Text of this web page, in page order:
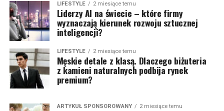
LIFESTYLE 2 miesiące temu
Liderzy AI na świecie – które firmy
wyznaczają kierunek rozwoju sztucznej
inteligencji?
LIFESTYLE 2 miesiące temu
Męskie detale z klasą. Dlaczego biżuteria
z kamieni naturalnych podbija rynek
premium?
ARTYKUŁ SPONSOROWANY 2 miesiące temu